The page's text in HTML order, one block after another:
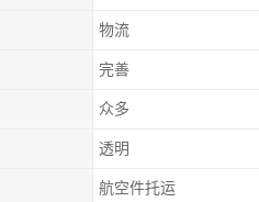
物流
完善
众多
透明
航空件托运